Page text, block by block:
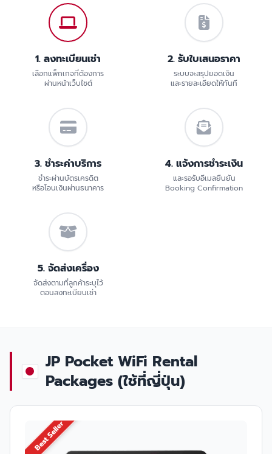
1. ลงทะเบียนเช่า
เลือกแพ็กเกจที่ต้องการ
ผ่านหน้าเว็บไซต์
2. รับใบเสนอราคา
ระบบจะสรุปยอดเงิน
และรายละเอียดให้ทันที
3. ชำระค่าบริการ
ชำระผ่านบัตรเครดิต
หรือโอนเงินผ่านธนาคาร
4. แจ้งการชำระเงิน
และรอรับอีเมลยืนยัน
Booking Confirmation
5. จัดส่งเครื่อง
จัดส่งตามที่ลูกค้าระบุไว้
ตอนลงทะเบียนเช่า
JP Pocket WiFi Rental
Packages (ใช้ที่ญี่ปุ่น)
Best Seller